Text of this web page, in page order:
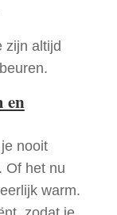
zijn altijd
en
nooit
Of het nu
warm.